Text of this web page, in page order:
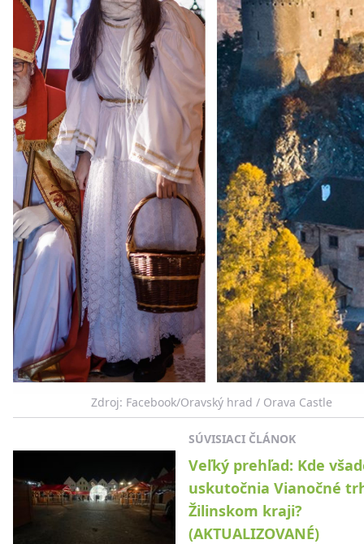
Zdroj: Facebook/Oravský hrad / Orava Castle
SÚVISIACI ČLÁNOK
Veľký prehľad: Kde
uskutočnia Vianočné
Žilinskom kraji?
(AKTUALIZOVANÉ)